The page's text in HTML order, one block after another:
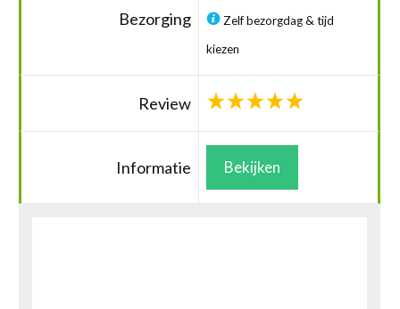
Bezorging
Zelf bezorgdag & tijd
kiezen
Review
Informatie Bekijken